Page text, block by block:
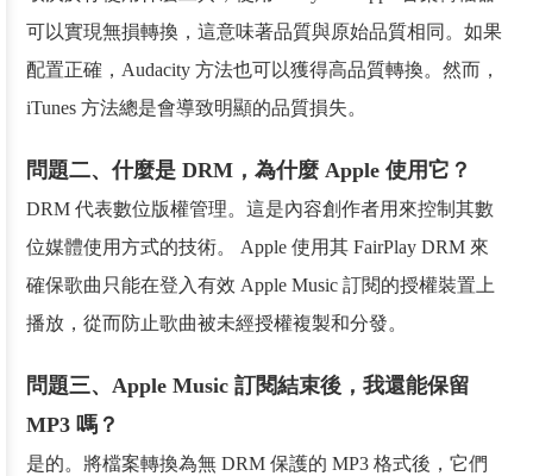
可以實現無損轉換，這意味著品質與原始品質相同。如果
配置正確，Audacity 方法也可以獲得高品質轉換。然而，
iTunes 方法總是會導致明顯的品質損失。
問題二、什麼是 DRM，為什麼 Apple 使用它？
DRM 代表數位版權管理。這是內容創作者用來控制其數
位媒體使用方式的技術。 Apple 使用其 FairPlay DRM 來
確保歌曲只能在登入有效 Apple Music 訂閱的授權裝置上
播放，從而防止歌曲被未經授權複製和分發。
問題三、Apple Music 訂閱結束後，我還能保留
MP3 嗎？
是的。將檔案轉換為無 DRM 保護的 MP3 格式後，它們